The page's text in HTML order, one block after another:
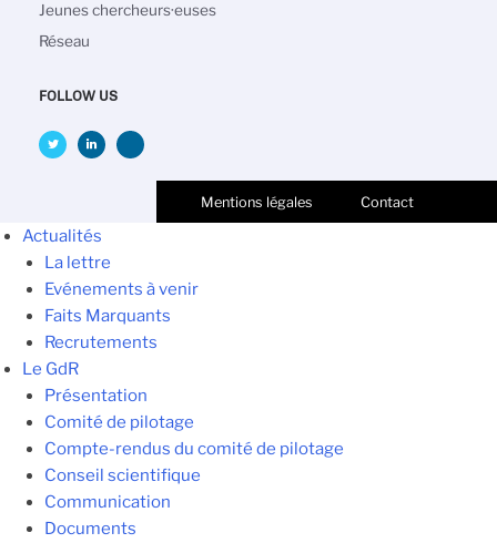
Jeunes chercheurs·euses
Réseau
FOLLOW US
Mentions légales Contact
Actualités
La lettre
Evénements à venir
Faits Marquants
Recrutements
Le GdR
Présentation
Comité de pilotage
Compte-rendus du comité de pilotage
Conseil scientifique
Communication
Documents